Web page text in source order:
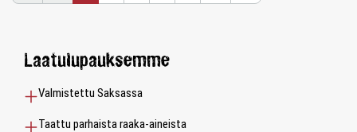
Laatulupauksemme
Valmistettu Saksassa
Taattu parhaista raaka-aineista